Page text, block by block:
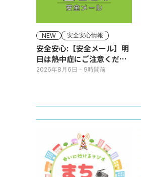
NEW 安全安心情報
安全安心:【安全メール】明
日は熱中症にご注意くださ
い
2026年8月6日 - 9時間前